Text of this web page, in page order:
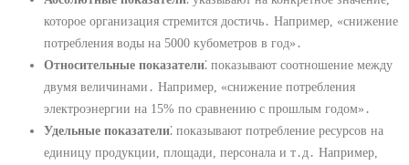
которое организация стремится достичь․ Например, «снижение
потребления воды на 5000 кубометров в год»․
Относительные показатели⁚ показывают соотношение между
двумя величинами․ Например, «снижение потребления
электроэнергии на 15% по сравнению с прошлым годом»․
Удельные показатели⁚ показывают потребление ресурсов на
единицу продукции, площади, персонала и т․д․ Например,